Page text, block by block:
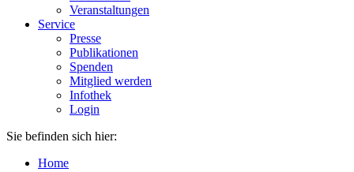
Veranstaltungen
Service
Presse
Publikationen
Spenden
Mitglied werden
Infothek
Login
Sie befinden sich hier:
Home